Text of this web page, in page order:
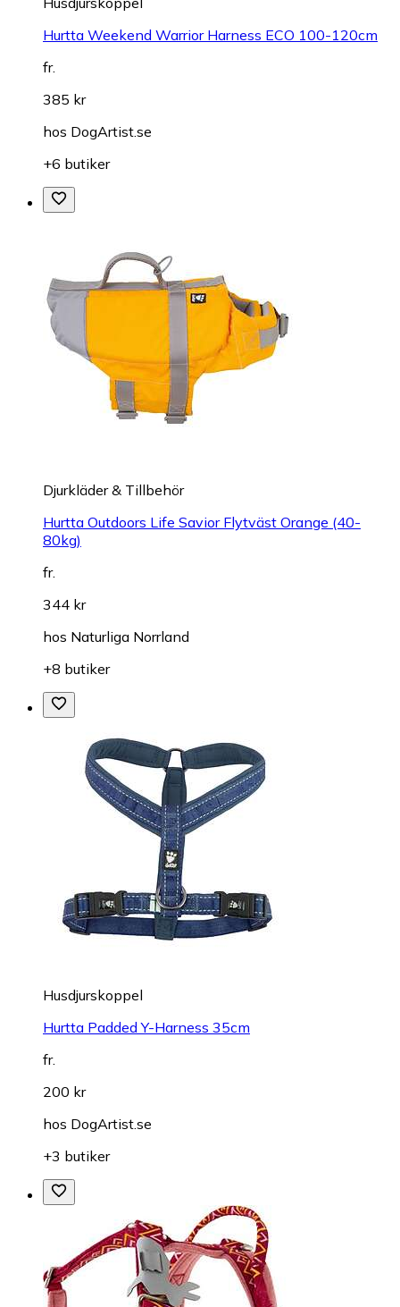
Hurtta Weekend Warrior Harness ECO 100-120cm
fr.
385 kr
hos DogArtist.se
+6 butiker
Djurkläder & Tillbehör
Hurtta Outdoors Life Savior Flytväst Orange (40-
80kg)
fr.
344 kr
hos Naturliga Norrland
+8 butiker
Husdjurskoppel
Hurtta Padded Y-Harness 35cm
fr.
200 kr
hos DogArtist.se
+3 butiker